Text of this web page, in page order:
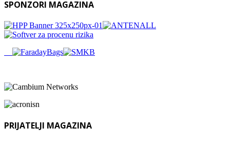
SPONZORI MAGAZINA
PRIJATELJI MAGAZINA